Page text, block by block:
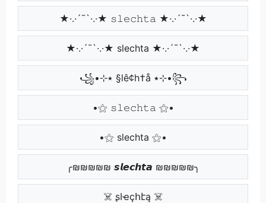
★·.·´¯`·.·★ 𝚜𝚕𝚎𝚌𝚑𝚝𝚊 ★·.·´¯`·.·★
★·.·´¯`·.·★ slechta ★·.·´¯`·.·★
꧁•⊹٭ §lê¢h†å ٭⊹•꧂
•⚝ 𝚜𝚕𝚎𝚌𝚑𝚝𝚊 ⚝•
•⚝ slechta ⚝•
╭₪₪₪₪₪ 𝙨𝙡𝙚𝙘𝙝𝙩𝙖 ₪₪₪₪₪╮
☠️ ʂӀҽçհէą ☠️